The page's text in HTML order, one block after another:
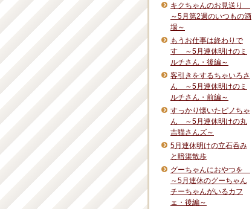
キクちゃんのお見送り
～5月第2週のいつもの酒
場～
もうお仕事は終わりで
す ～5月連休明けのミ
ルチさん・後編～
客引きをするちゃいろさ
ん ～5月連休明けのミ
ルチさん・前編～
すっかり懐いたピノちゃ
ん ～5月連休明けの丸
吉猫さんズ～
5月連休明けの立石呑み
と暗渠散歩
グーちゃんにおやつを
～5月連休のグーちゃん
チーちゃんがいるカフ
ェ・後編～